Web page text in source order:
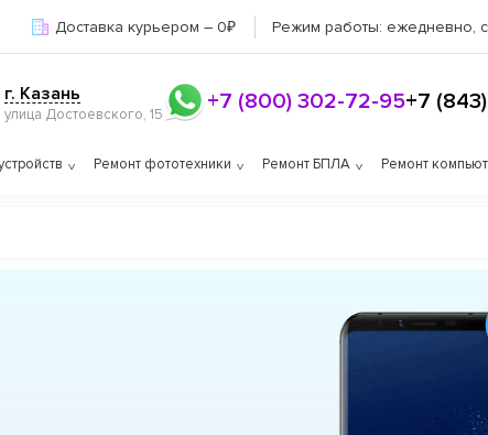
Доставка курьером – 0₽ Режим работы: ежедневно,
г. Казань
улица Достоевского, 15 +7 (800) 302-72-95+7
Ремонт фототехники Ремонт БПЛА Ремонт